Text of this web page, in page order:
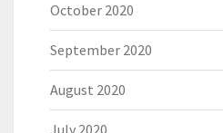
October 2020
September 2020
August 2020